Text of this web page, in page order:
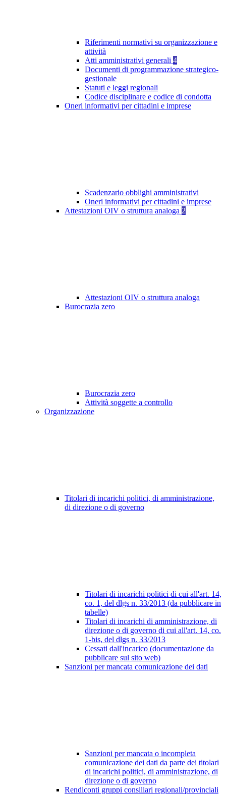
Riferimenti normativi su organizzazione e
attività
Atti amministrativi generali 4
Documenti di programmazione strategico-
gestionale
Statuti e leggi regionali
Codice disciplinare e codice di condotta
Oneri informativi per cittadini e imprese
Scadenzario obblighi amministrativi
Oneri informativi per cittadini e imprese
Attestazioni OIV o struttura analoga 2
Attestazioni OIV o struttura analoga
Burocrazia zero
Burocrazia zero
Attività soggette a controllo
Organizzazione
Titolari di incarichi politici, di amministrazione,
di direzione o di governo
Titolari di incarichi politici di cui all'art. 14,
co. 1, del dlgs n. 33/2013 (da pubblicare in
tabelle)
Titolari di incarichi di amministrazione, di
direzione o di governo di cui all'art. 14, co.
1-bis, del dlgs n. 33/2013
Cessati dall'incarico (documentazione da
pubblicare sul sito web)
Sanzioni per mancata comunicazione dei dati
Sanzioni per mancata o incompleta
comunicazione dei dati da parte dei titolari
di incarichi politici, di amministrazione, di
direzione o di governo
Rendiconti gruppi consiliari regionali/provinciali